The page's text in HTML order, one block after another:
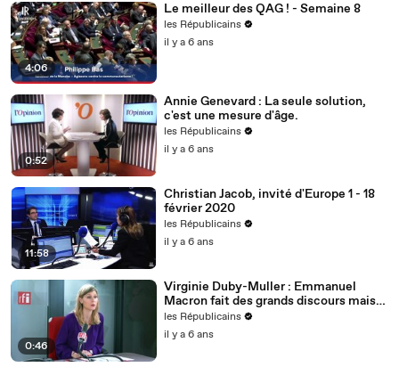
4:06
Le meilleur des QAG ! - Semaine 8
les Républicains
il y a 6 ans
0:52
Annie Genevard : La seule solution,
c'est une mesure d'âge.
les Républicains
il y a 6 ans
11:58
Christian Jacob, invité d'Europe 1 - 18
février 2020
les Républicains
il y a 6 ans
0:46
Virginie Duby-Muller : Emmanuel
Macron fait des grands discours mais
nous voulons des actes !
les Républicains
il y a 6 ans